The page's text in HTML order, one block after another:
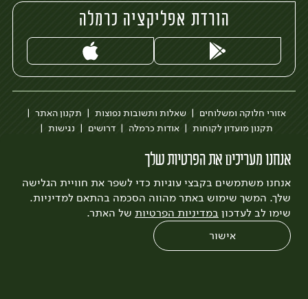
אנחנו מעריכים את הפרטיות שלך
אנחנו משתמשים בקבצי עוגיות כדי לשפר את חוויית הגלישה
שלך. המשך שימוש באתר מהווה הסכמה בהתאם למדיניות.
שימו לב לעדכון במדיניות הפרטיות של האתר.
אישור
הורדת אפליקציה כרמלה
אזורי חלוקה ומשלוחים שאלות ותשובות נפוצות
תקנון האתר
תקנון מועדון לקוחות
אודות כרמלה דרושים
נגישות
לצפייה בעדכון מדיניות פרטיות
עיצוב:3bears פיתוח:Quatro